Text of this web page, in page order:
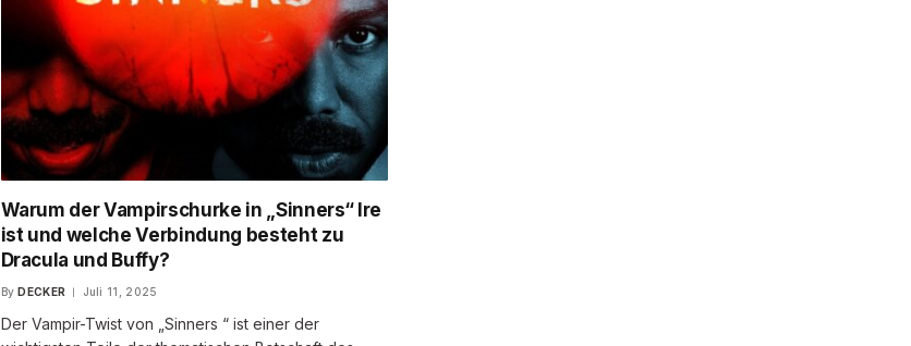
Warum der Vampirschurke in „Sinners“ Ire
ist und welche Verbindung besteht zu
Dracula und Buffy?
By DECKER Juli 11, 2025
Der Vampir-Twist von „Sinners “ ist einer der